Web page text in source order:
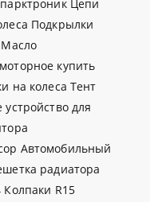
Цепи
Подкрылки
Масло
купить
на колеса Тент
для
Автомобильный
радиатора
Колпаки R15